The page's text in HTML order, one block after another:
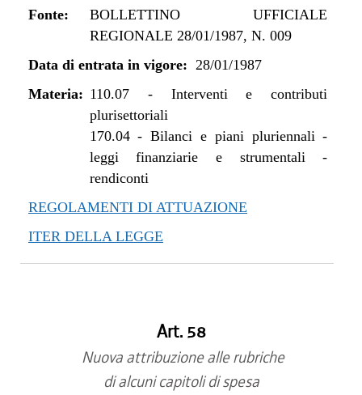
Fonte:
BOLLETTINO UFFICIALE
REGIONALE 28/01/1987, N. 009
Data di entrata in vigore: 28/01/1987
Materia: 110.07- Interventi e contributi
plurisettoriali
170.04-Bilanci e piani pluriennali -
leggi finanziarie e strumentali -
rendiconti
REGOLAMENTI DI ATTUAZIONE
ITER DELLA LEGGE
Art. 58
Nuova attribuzione alle rubriche
di alcuni capitoli di spesa